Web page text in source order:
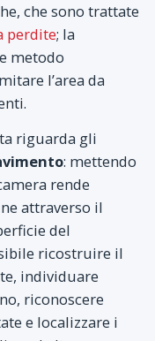
che sono trattate
perdite; la
metodo
l’area da
riguarda gli
: mettendo
rende
attraverso il
del
ricostruire il
individuare
riconoscere
e localizzare i